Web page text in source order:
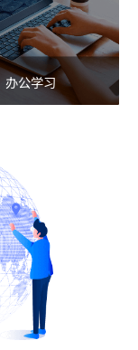
办公学习